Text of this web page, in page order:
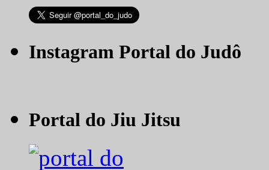
Instagram Portal do Judô
Portal do Jiu Jitsu